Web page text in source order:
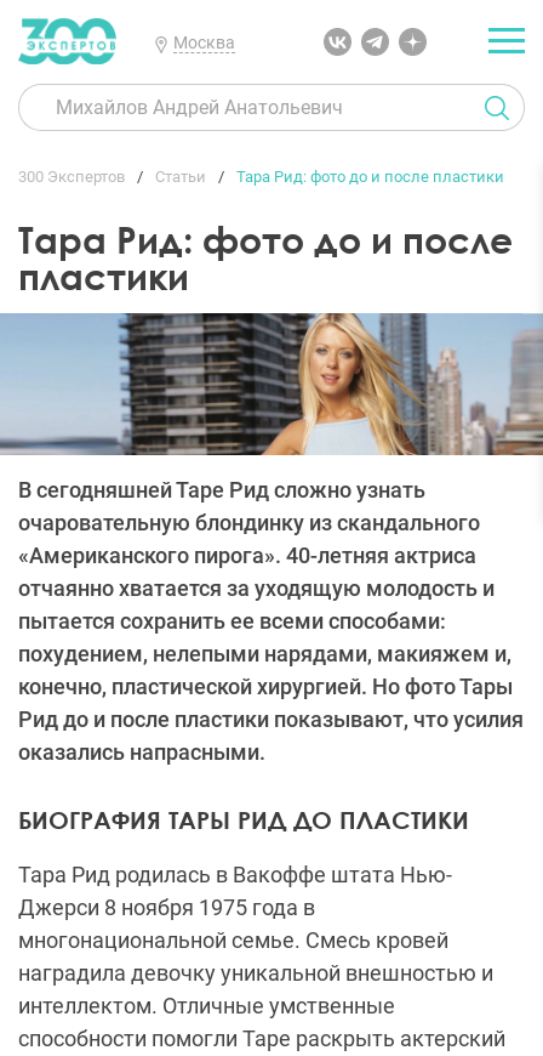
Москва
300 Экспертов Статьи Тара Рид: фото до и после пластики
Тара Рид: фото до и после
пластики
В сегодняшней Таре Рид сложно узнать
очаровательную блондинку из скандального
«Американского пирога». 40-летняя актриса
отчаянно хватается за уходящую молодость и
пытается сохранить ее всеми способами:
похудением, нелепыми нарядами, макияжем и,
конечно, пластической хирургией. Но фото Тары
Рид до и после пластики показывают, что усилия
оказались напрасными.
БИОГРАФИЯ ТАРЫ РИД ДО ПЛАСТИКИ
Тара Рид родилась в Вакоффе штата Нью-
Джерси 8 ноября 1975 года в
многонациональной семье. Смесь кровей
наградила девочку уникальной внешностью и
интеллектом. Отличные умственные
способности помогли Таре раскрыть актерский